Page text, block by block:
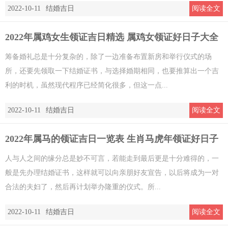
2022-10-11 结婚吉日 阅读全文
2022年属鸡女生领证吉日精选 属鸡女领证好日子大全
筹备婚礼总是十分复杂的，除了一边准备布置新房和举行仪式的场
所，还要先领取一下结婚证书，与选择婚期相同，也要推算出一个吉
利的时机，虽然现代程序已经简化很多，但这一点...
2022-10-11 结婚吉日 阅读全文
2022年属马的领证吉日一览表 生肖马虎年领证好日子
人与人之间的缘分总是妙不可言，若能走到最后更是十分难得的，一
般是先办理结婚证书，这样就可以向亲朋好友宣告，以后将成为一对
合法的夫妇了，然后再计划举办隆重的仪式。所...
2022-10-11 结婚吉日 阅读全文